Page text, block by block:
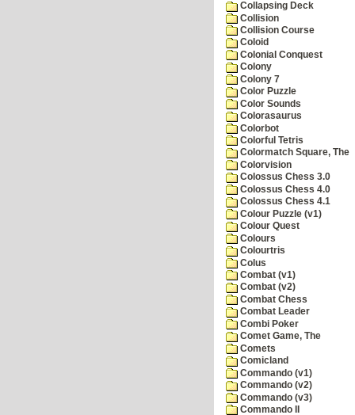
Collapsing Deck
Collision
Collision Course
Coloid
Colonial Conquest
Colony
Colony 7
Color Puzzle
Color Sounds
Colorasaurus
Colorbot
Colorful Tetris
Colormatch Square, The
Colorvision
Colossus Chess 3.0
Colossus Chess 4.0
Colossus Chess 4.1
Colour Puzzle (v1)
Colour Quest
Colours
Colourtris
Colus
Combat (v1)
Combat (v2)
Combat Chess
Combat Leader
Combi Poker
Comet Game, The
Comets
Comicland
Commando (v1)
Commando (v2)
Commando (v3)
Commando II